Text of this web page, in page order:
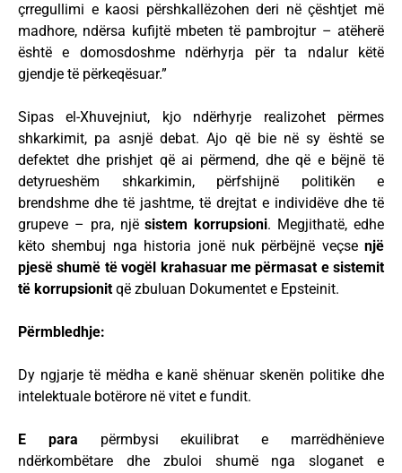
çrregullimi e kaosi përshkallëzohen deri në çështjet më
madhore, ndërsa kufijtë mbeten të pambrojtur – atëherë
është e domosdoshme ndërhyrja për ta ndalur këtë
gjendje të përkeqësuar.”
Sipas el-Xhuvejniut, kjo ndërhyrje realizohet përmes
shkarkimit, pa asnjë debat. Ajo që bie në sy është se
defektet dhe prishjet që ai përmend, dhe që e bëjnë të
detyrueshëm shkarkimin, përfshijnë politikën e
brendshme dhe të jashtme, të drejtat e individëve dhe të
grupeve – pra, njësistem korrupsioni. Megjithatë, edhe
këto shembuj nga historia jonë nuk përbëjnë veçse një
pjesë shumë të vogël krahasuar me përmasat e sistemit
të korrupsionit që zbuluan Dokumentet e Epsteinit.
Përmbledhje:
Dy ngjarje të mëdha e kanë shënuar skenën politike dhe
intelektuale botërore në vitet e fundit.
E para përmbysi ekuilibrat e marrëdhënieve
ndërkombëtare dhe zbuloi shumë nga sloganet e